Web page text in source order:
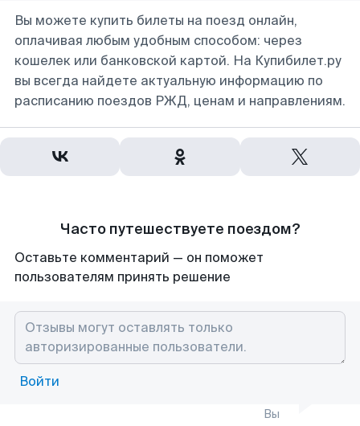
Вы можете купить билеты на поезд онлайн,
оплачивая любым удобным способом: через
кошелек или банковской картой. На Купибилет.ру
вы всегда найдете актуальную информацию по
расписанию поездов РЖД, ценам и направлениям.
Часто путешествуете поездом?
Оставьте комментарий — он поможет
пользователям принять решение
Войти
Вы